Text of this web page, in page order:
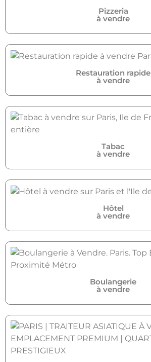
Pizzeria
à vendre
Restauration rapide
à vendre
Tabac
à vendre
Hôtel
à vendre
Boulangerie
à vendre